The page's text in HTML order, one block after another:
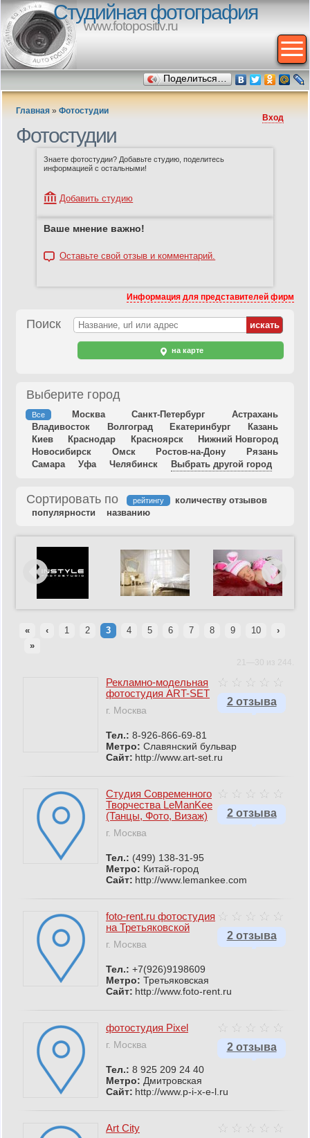
Студийная фотография
www.fotopositiv.ru
Поделиться…
Главная » Фотостудии
Вход
Фотостудии
Знаете фотостудии? Добавьте студию, поделитесь
информацией с остальными!
Добавить студию
Ваше мнение важно!
Оставьте свой отзыв и комментарий.
Информация для представителей фирм
Поиск
на карте
Выберите город
Все Москва Санкт-Петербург
Астрахань
Владивосток
Волгоград Екатеринбург
Казань
Киев
Краснодар Красноярск
Нижний Новгород
Новосибирск
Омск Ростов-на-Дону
Рязань
Самара
Уфа Челябинск Выбрать другой город
Сортировать по рейтингу
количеству отзывов
популярности
названию
« ‹ 1 2 3 4 5 6 7 8 9 10
›
»
2 отзыва
Рекламно-модельная
фотостудия ART-SET
г. Москва
Тел.: 8-926-866-69-81
Метро: Славянский бульвар
Сайт: http://www.art-set.ru
2 отзыва
Студия Современного
Творчества LeManKee
(Танцы, Фото, Визаж)
г. Москва
Тел.: (499) 138-31-95
Метро: Китай-город
Сайт: http://www.lemankee.com
2 отзыва
foto-rent.ru фотостудия
на Третьяковской
г. Москва
Тел.: +7(926)9198609
Метро: Третьяковская
Сайт: http://www.foto-rent.ru
2 отзыва
фотостудия Pixel
г. Москва
Тел.: 8 925 209 24 40
Метро: Дмитровская
Сайт: http://www.p-i-x-e-l.ru
Art City